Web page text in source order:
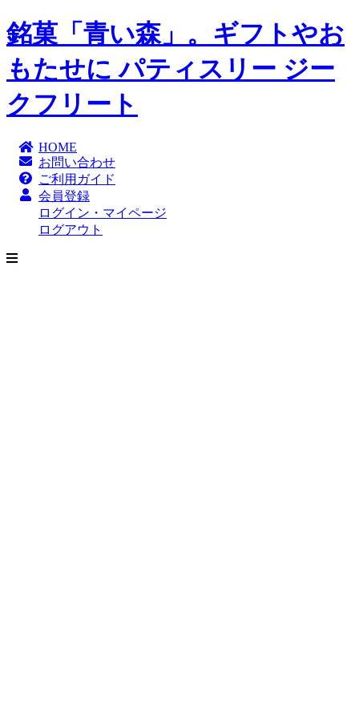
銘菓「青い森」。ギフトやお
もたせに パティスリー ジー
クフリート
HOME
お問い合わせ
ご利用ガイド
会員登録
ログイン・マイページ
ログアウト